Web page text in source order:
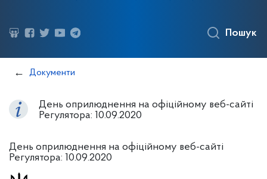
Пошук
Документи
День оприлюднення на офіційному веб-сайті
Регулятора: 10.09.2020
День оприлюднення на офіційному веб-сайті
Регулятора: 10.09.2020